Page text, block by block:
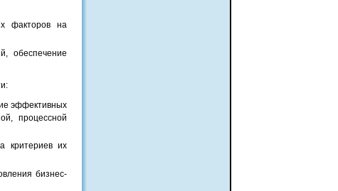
факторов на
обеспечение
эффективных
процессной
критериев их
бизнес-